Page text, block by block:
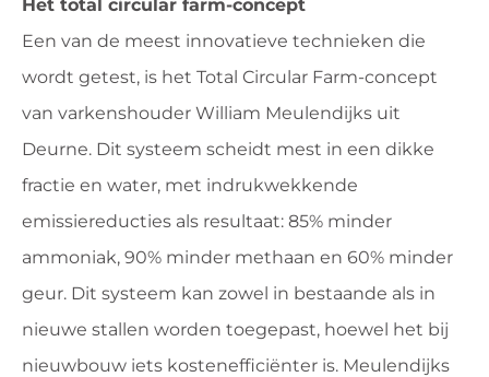
Het total circular farm-concept
Een van de meest innovatieve technieken die
wordt getest, is het Total Circular Farm-concept
van varkenshouder William Meulendijks uit
Deurne. Dit systeem scheidt mest in een dikke
fractie en water, met indrukwekkende
emissiereducties als resultaat: 85% minder
ammoniak, 90% minder methaan en 60% minder
geur. Dit systeem kan zowel in bestaande als in
nieuwe stallen worden toegepast, hoewel het bij
nieuwbouw iets kostenefficiënter is. Meulendijks